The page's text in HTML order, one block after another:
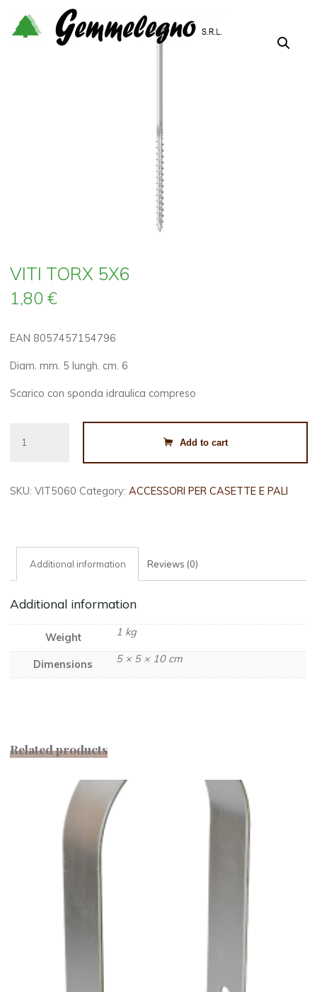
VITI TORX 5X6
1,80€
EAN 8057457154796
Diam. mm. 5 lungh. cm. 6
Scarico con sponda idraulica compreso
TORX
quantity
Add to cart
SKU:VIT5060 Category:ACCESSORI PER CASETTE E PALI
Additional information Reviews (0)
Additional information
Weight 1 kg
Dimensions 5 × 5 × 10 cm
Related products